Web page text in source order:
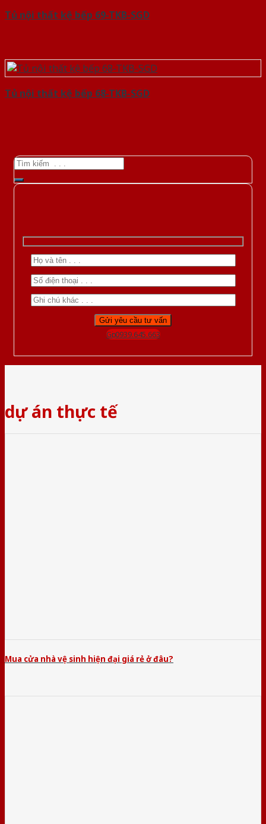
Tủ nội thất kệ bếp 69-TKB-SGD
Tủ nội thất kệ bếp 68-TKB-SGD
Gọi 0939.645.663
dự án thực tế
Mua cửa nhà vệ sinh hiện đại giá rẻ ở đâu?